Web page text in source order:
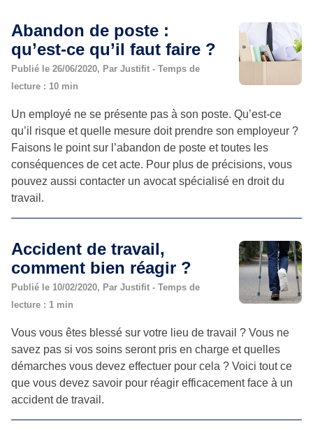
Abandon de poste :
qu’est-ce qu’il faut faire ?
Publié le 26/06/2020, Par Justifit - Temps de
lecture : 10 min
Un employé ne se présente pas à son poste. Qu’est-ce
qu’il risque et quelle mesure doit prendre son employeur ?
Faisons le point sur l’abandon de poste et toutes les
conséquences de cet acte. Pour plus de précisions, vous
pouvez aussi contacter un avocat spécialisé en droit du
travail.
Accident de travail,
comment bien réagir ?
Publié le 10/02/2020, Par Justifit - Temps de
lecture : 1 min
Vous vous êtes blessé sur votre lieu de travail ? Vous ne
savez pas si vos soins seront pris en charge et quelles
démarches vous devez effectuer pour cela ? Voici tout ce
que vous devez savoir pour réagir efficacement face à un
accident de travail.